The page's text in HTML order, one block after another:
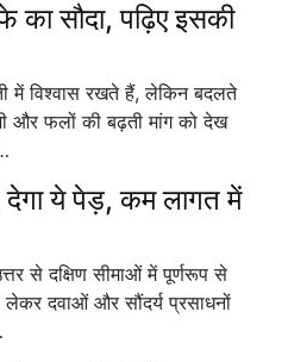
का सौदा, पढ़िए इसकी
में विश्वास रखते हैं, लेकिन बदलते
और फलों की बढ़ती मांग को देख
ये पेड़, कम लागत में
से दक्षिण सीमाओं में पूर्णरूप से
लेकर दवाओं और सौंदर्य प्रसाधनों